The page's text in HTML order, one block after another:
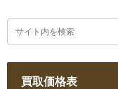
買取価格表